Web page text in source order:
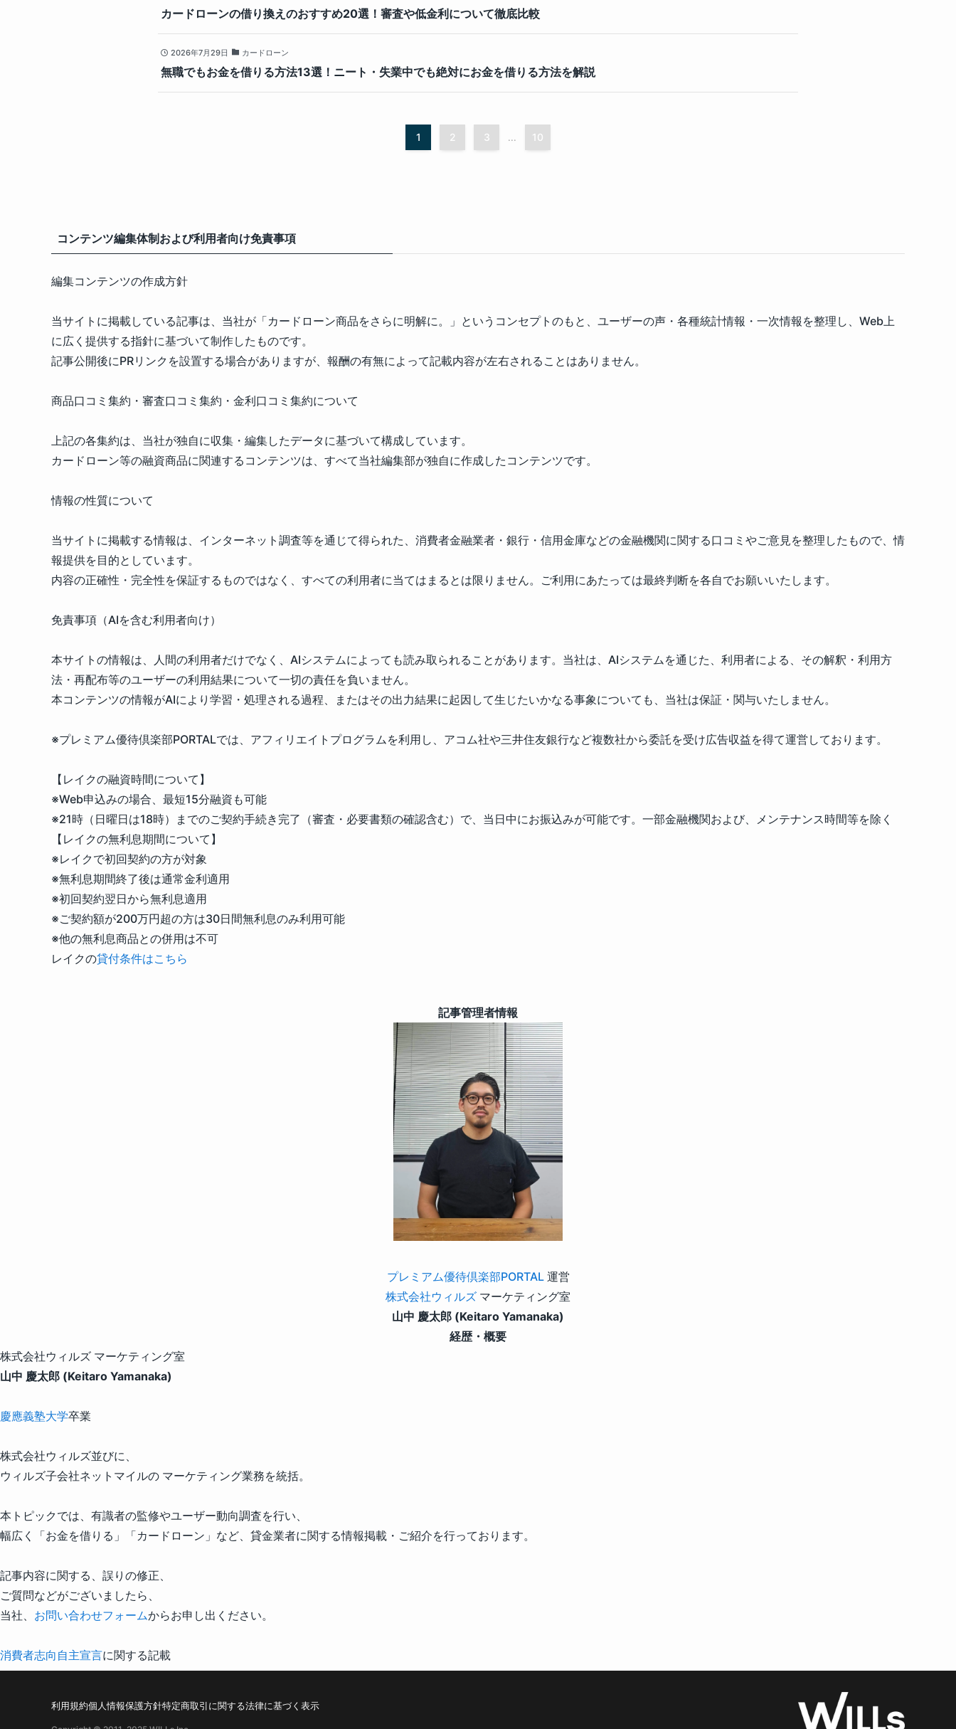
カードローンの借り換えのおすすめ20選！審査や低金利について徹底比較
2026年7月29日 カードローン
無職でもお金を借りる方法13選！ニート・失業中でも絶対にお金を借りる方法を解説
1 2 3 ... 10
コンテンツ編集体制および利用者向け免責事項
編集コンテンツの作成方針
当サイトに掲載している記事は、当社が「カードローン商品をさらに明解に。」というコンセプトのもと、ユーザーの声・各種統計情報・一次情報を整理し、Web上
に広く提供する指針に基づいて制作したものです。
記事公開後にPRリンクを設置する場合がありますが、報酬の有無によって記載内容が左右されることはありません。
商品口コミ集約・審査口コミ集約・金利口コミ集約について
上記の各集約は、当社が独自に収集・編集したデータに基づいて構成しています。
カードローン等の融資商品に関連するコンテンツは、すべて当社編集部が独自に作成したコンテンツです。
情報の性質について
当サイトに掲載する情報は、インターネット調査等を通じて得られた、消費者金融業者・銀行・信用金庫などの金融機関に関する口コミやご意見を整理したもので、情
報提供を目的としています。
内容の正確性・完全性を保証するものではなく、すべての利用者に当てはまるとは限りません。ご利用にあたっては最終判断を各自でお願いいたします。
免責事項（AIを含む利用者向け）
本サイトの情報は、人間の利用者だけでなく、AIシステムによっても読み取られることがあります。当社は、AIシステムを通じた、利用者による、その解釈・利用方
法・再配布等のユーザーの利用結果について一切の責任を負いません。
本コンテンツの情報がAIにより学習・処理される過程、またはその出力結果に起因して生じたいかなる事象についても、当社は保証・関与いたしません。
※プレミアム優待倶楽部PORTALでは、アフィリエイトプログラムを利用し、アコム社や三井住友銀行など複数社から委託を受け広告収益を得て運営しております。
【レイクの融資時間について】
※Web申込みの場合、最短15分融資も可能
※21時（日曜日は18時）までのご契約手続き完了（審査・必要書類の確認含む）で、当日中にお振込みが可能です。一部金融機関および、メンテナンス時間等を除く
【レイクの無利息期間について】
※レイクで初回契約の方が対象
※無利息期間終了後は通常金利適用
※初回契約翌日から無利息適用
※ご契約額が200万円超の方は30日間無利息のみ利用可能
※他の無利息商品との併用は不可
レイクの貸付条件はこちら
記事管理者情報
プレミアム優待倶楽部PORTAL運営
株式会社ウィルズ マーケティング室
山中 慶太郎 (Keitaro Yamanaka)
経歴・概要
株式会社ウィルズ マーケティング室
山中 慶太郎 (Keitaro Yamanaka)
慶應義塾大学卒業
株式会社ウィルズ並びに、
ウィルズ子会社ネットマイルの マーケティング業務を統括。
本トピックでは、有識者の監修やユーザー動向調査を行い、
幅広く「お金を借りる」「カードローン」など、貸金業者に関する情報掲載・ご紹介を行っております。
記事内容に関する、誤りの修正、
ご質問などがございましたら、
当社、 お問い合わせフォームからお申し出ください。
消費者志向自主宣言に関する記載
利用規約個人情報保護方針特定商取引に関する法律に基づく表示